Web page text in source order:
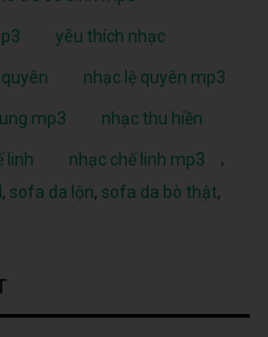
yêu thích nhạc
nhạc lệ quyên mp3
mp3 nhạc thu hiền
linh nhạc chế linh mp3
,
, sofa da lộn, sofa da bò thật,